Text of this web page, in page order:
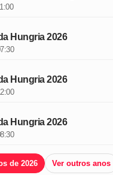
Hungria 2026
Hungria 2026
Hungria 2026
de 2026 Ver outros anos